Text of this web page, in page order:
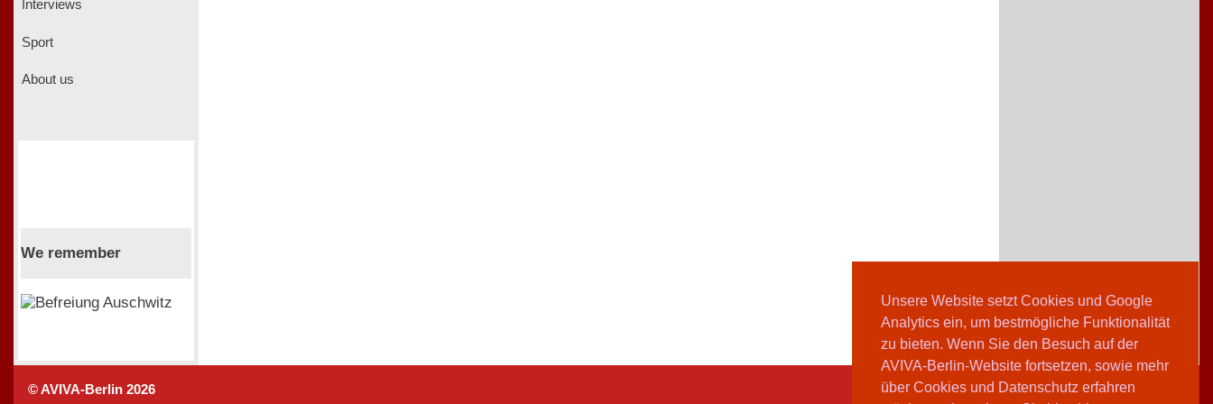
Unsere Website setzt Cookies und Google
Analytics ein, um bestmögliche Funktionalität
zu bieten. Wenn Sie den Besuch auf der
AVIVA-Berlin-Website fortsetzen, sowie mehr
über Cookies und Datenschutz erfahren
Interviews
Sport
About us
We remember
© AVIVA-Berlin 2026